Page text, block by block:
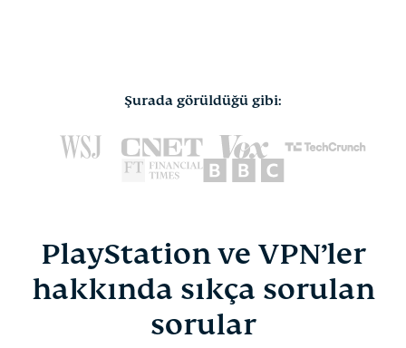
Şurada görüldüğü gibi:
PlayStation ve VPN’ler
hakkında sıkça sorulan
sorular